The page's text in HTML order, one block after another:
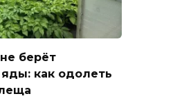
берёт
как одолеть